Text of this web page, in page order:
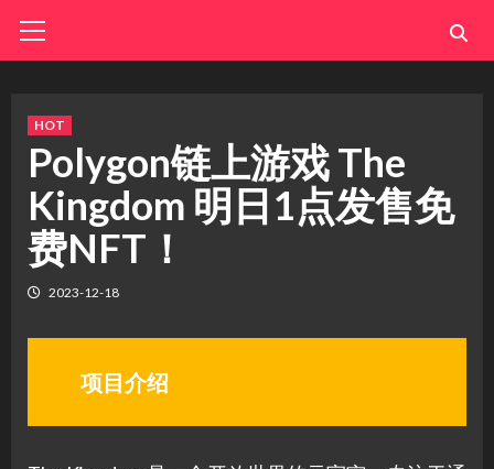
Menu
HOT
Polygon链上游戏 The
Kingdom 明日1点发售免
费NFT！
2023-12-18
项目介绍